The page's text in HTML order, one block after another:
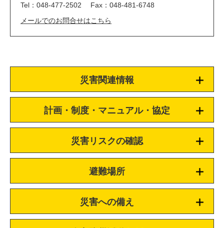
Tel：048-477-2502
Fax：048-481-6748
メールでのお問合せはこちら
災害関連情報
計画・制度・マニュアル・協定
災害リスクの確認
避難場所
災害への備え